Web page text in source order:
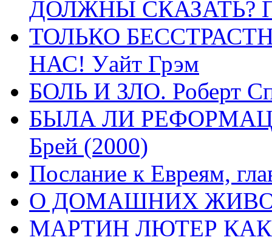
ДОЛЖНЫ СКАЗАТЬ?
ТОЛЬКО
НАС! Уайт Грэм
БОЛЬ И ЗЛО. Роберт
БЫЛА ЛИ
Брей (2000)
Послание к Евреям,
О ДОМАШНИХ
МАРТИН ЛЮТЕР